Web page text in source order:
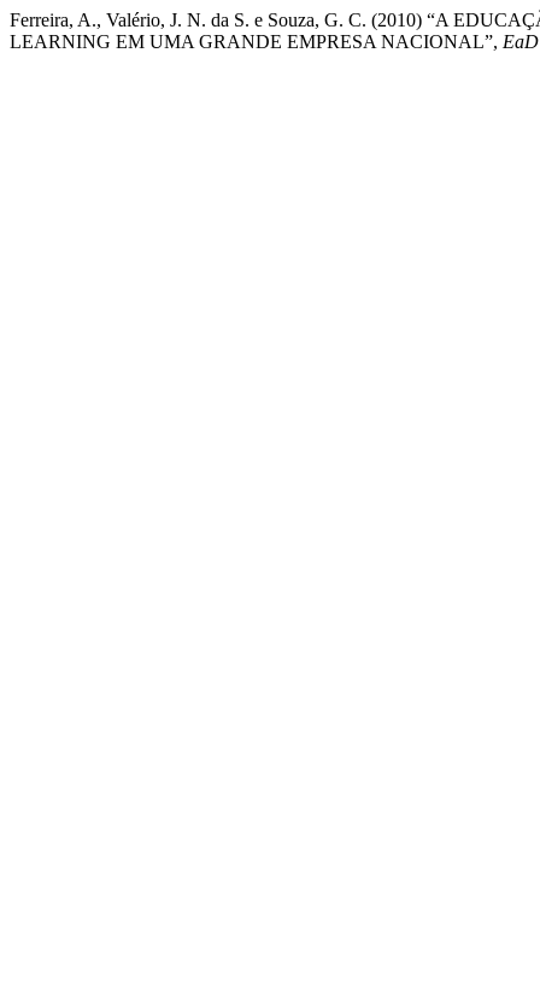
Ferreira, A., Valério, J. N. da S. e Souza, G. C. (2010) “A
LEARNING EM UMA GRANDE EMPRESA NACIONAL”,